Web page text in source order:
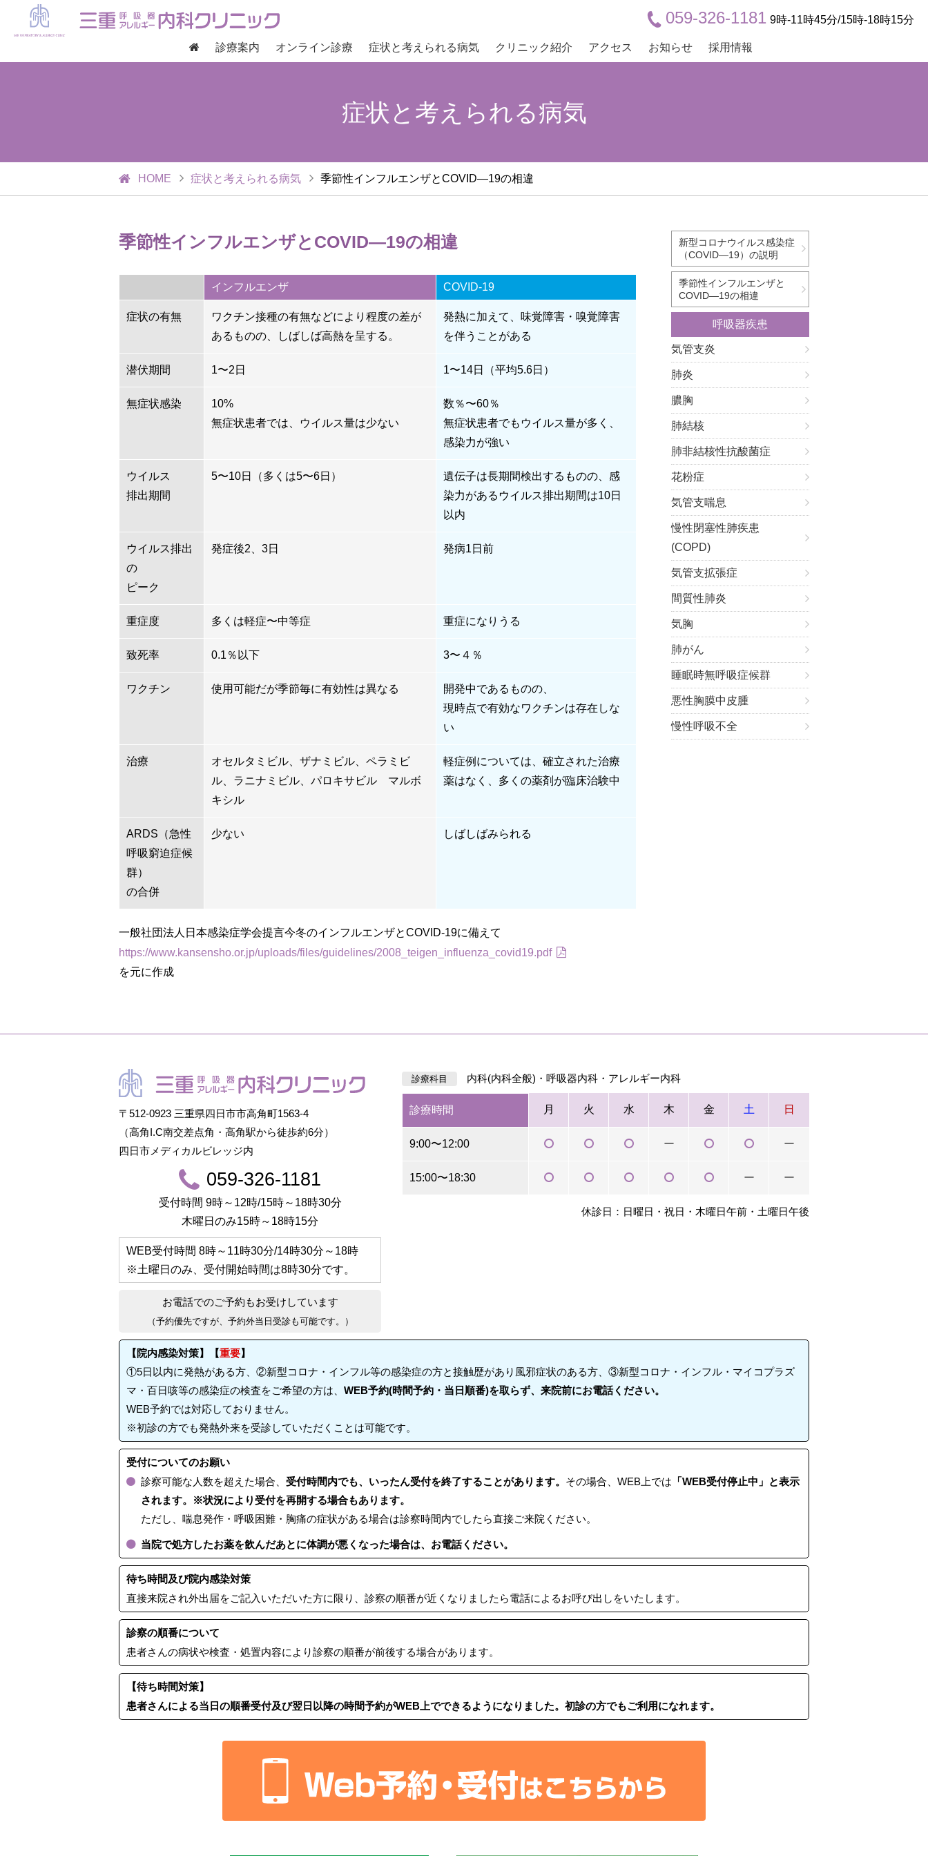
診療案内 オンライン診療 症状と考えられる病気 クリニック紹介 アクセス お知らせ 採用情報
059-326-1181 9時-11時45分/15時-18時15分
症状と考えられる病気
HOME 症状と考えられる病気 季節性インフルエンザとCOVID―19の相違
季節性インフルエンザとCOVID―19の相違
インフルエンザ COVID-19
症状の有無
ワクチン接種の有無などにより程度の差が
あるものの、しばしば高熱を呈する。
発熱に加えて、味覚障害・嗅覚障害
を伴うことがある
潜伏期間 1〜2日 1〜14日（平均5.6日）
無症状感染
10%
無症状患者では、ウイルス量は少ない
数％〜60％
無症状患者でもウイルス量が多く、
感染力が強い
ウイルス
排出期間
5〜10日（多くは5〜6日）
遺伝子は長期間検出するものの、感
染力があるウイルス排出期間は10日
以内
ウイルス排出
の
ピーク
発症後2、3日 発病1日前
重症度 多くは軽症〜中等症 重症になりうる
致死率 0.1％以下 3〜４％
ワクチン 使用可能だが季節毎に有効性は異なる
開発中であるものの、
現時点で有効なワクチンは存在しな
い
治療
オセルタミビル、ザナミビル、ペラミビ
ル、ラニナミビル、パロキサビル マルボ
キシル
軽症例については、確立された治療
薬はなく、多くの薬剤が臨床治験中
ARDS（急性
呼吸窮迫症候
群）
の合併
少ない しばしばみられる
一般社団法人日本感染症学会提言今冬のインフルエンザとCOVID-19に備えて
https://www.kansensho.or.jp/uploads/files/guidelines/2008_teigen_influenza_covid19.pdf
を元に作成
新型コロナウイルス感染症
（COVID―19）の説明
季節性インフルエンザと
COVID―19の相違
呼吸器疾患
気管支炎
肺炎
膿胸
肺結核
肺非結核性抗酸菌症
花粉症
気管支喘息
慢性閉塞性肺疾患
(COPD)
気管支拡張症
間質性肺炎
気胸
肺がん
睡眠時無呼吸症候群
悪性胸膜中皮腫
慢性呼吸不全
〒512-0923 三重県四日市市高角町1563-4
（高角I.C南交差点角・高角駅から徒歩約6分）
四日市メディカルビレッジ内
059-326-1181
受付時間 9時～12時/15時～18時30分
木曜日のみ15時～18時15分
WEB受付時間 8時～11時30分/14時30分～18時
※土曜日のみ、受付開始時間は8時30分です。
お電話でのご予約もお受けしています
（予約優先ですが、予約外当日受診も可能です。）
診療科目 内科(内科全般)・呼吸器内科・アレルギー内科
診療時間 月 火 水 木 金 土 日
9:00〜12:00 ー ー
15:00〜18:30 ー ー
休診日：日曜日・祝日・木曜日午前・土曜日午後
【院内感染対策】【重要】
①5日以内に発熱がある方、②新型コロナ・インフル等の感染症の方と接触歴があり風邪症状のある方、③新型コロナ・インフル・マイコプラズ
マ・百日咳等の感染症の検査をご希望の方は、 WEB予約(時間予約・当日順番)を取らず、来院前にお電話ください。
WEB予約では対応しておりません。
※初診の方でも発熱外来を受診していただくことは可能です。
受付についてのお願い
診察可能な人数を超えた場合、 受付時間内でも、いったん受付を終了することがあります。 その場合、WEB上では 「WEB受付停止中」と表示
されます。※状況により受付を再開する場合もあります。
ただし、喘息発作・呼吸困難・胸痛の症状がある場合は診察時間内でしたら直接ご来院ください。
当院で処方したお薬を飲んだあとに体調が悪くなった場合は、お電話ください。
待ち時間及び院内感染対策
直接来院され外出届をご記入いただいた方に限り、診察の順番が近くなりましたら電話によるお呼び出しをいたします。
診察の順番について
患者さんの病状や検査・処置内容により診察の順番が前後する場合があります。
【待ち時間対策】
患者さんによる当日の順番受付及び翌日以降の時間予約がWEB上でできるようになりました。初診の⽅でもご利用になれます。